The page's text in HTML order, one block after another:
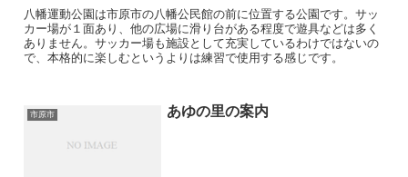
八幡運動公園は市原市の八幡公民館の前に位置する公園です。サッ
カー場が１面あり、他の広場に滑り台がある程度で遊具などは多く
ありません。サッカー場も施設として充実しているわけではないの
で、本格的に楽しむというよりは練習で使用する感じです。
市原市 あゆの里の案内